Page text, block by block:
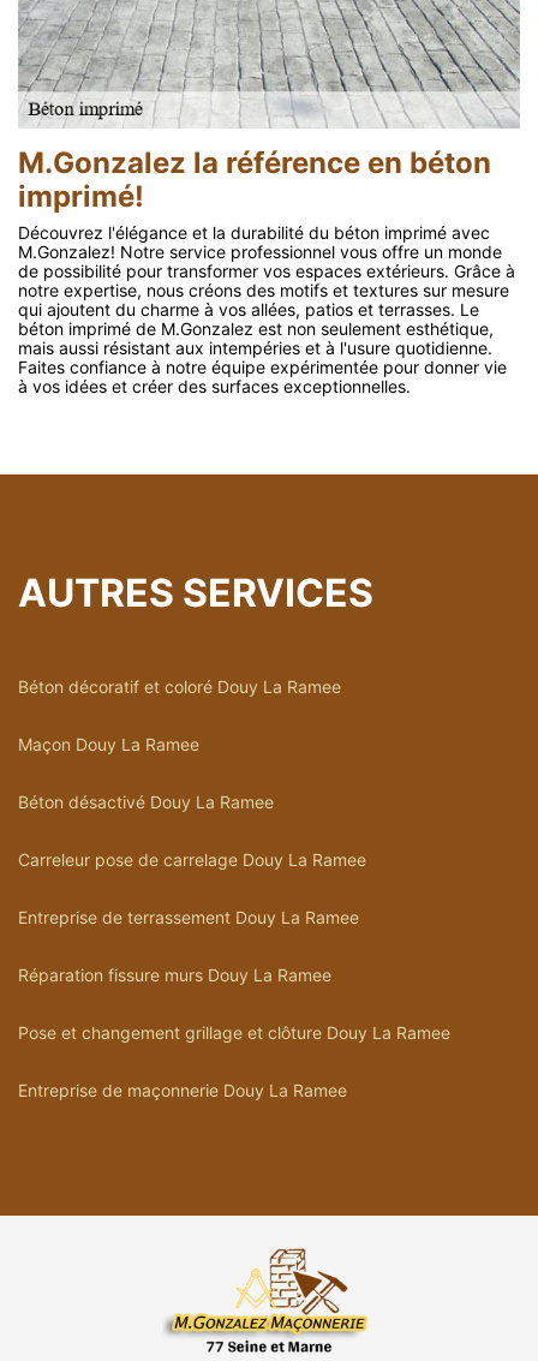
M.Gonzalez la référence en béton
imprimé!
Découvrez l'élégance et la durabilité du béton imprimé avec
M.Gonzalez! Notre service professionnel vous offre un monde
de possibilité pour transformer vos espaces extérieurs. Grâce à
notre expertise, nous créons des motifs et textures sur mesure
qui ajoutent du charme à vos allées, patios et terrasses. Le
béton imprimé de M.Gonzalez est non seulement esthétique,
mais aussi résistant aux intempéries et à l'usure quotidienne.
Faites confiance à notre équipe expérimentée pour donner vie
à vos idées et créer des surfaces exceptionnelles.
AUTRES SERVICES
Béton décoratif et coloré Douy La Ramee
Maçon Douy La Ramee
Béton désactivé Douy La Ramee
Carreleur pose de carrelage Douy La Ramee
Entreprise de terrassement Douy La Ramee
Réparation fissure murs Douy La Ramee
Pose et changement grillage et clôture Douy La Ramee
Entreprise de maçonnerie Douy La Ramee